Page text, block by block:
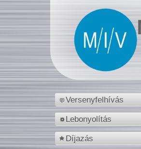
Versenyfelhívás
Lebonyolítás
Díjazás